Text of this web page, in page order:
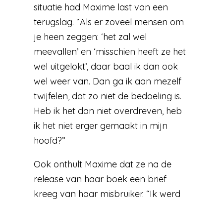
situatie had Maxime last van een
terugslag. “Als er zoveel mensen om
je heen zeggen: ‘het zal wel
meevallen’ en ‘misschien heeft ze het
wel uitgelokt’, daar baal ik dan ook
wel weer van. Dan ga ik aan mezelf
twijfelen, dat zo niet de bedoeling is.
Heb ik het dan niet overdreven, heb
ik het niet erger gemaakt in mijn
hoofd?”
Ook onthult Maxime dat ze na de
release van haar boek een brief
kreeg van haar misbruiker. “Ik werd